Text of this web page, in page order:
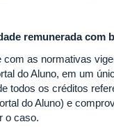
remunerada com
as normativas
do Aluno, em um
todos os créditos
do Aluno) e
o caso.